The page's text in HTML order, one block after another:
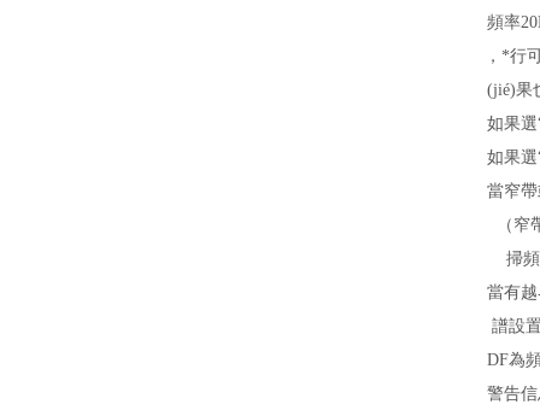
上圖表示從起始頻率
如全按PSD設置，*行
（如上右圖）結(jié)
如果
如果
當窄
（窄
掃
當有
譜設
DF為
警告